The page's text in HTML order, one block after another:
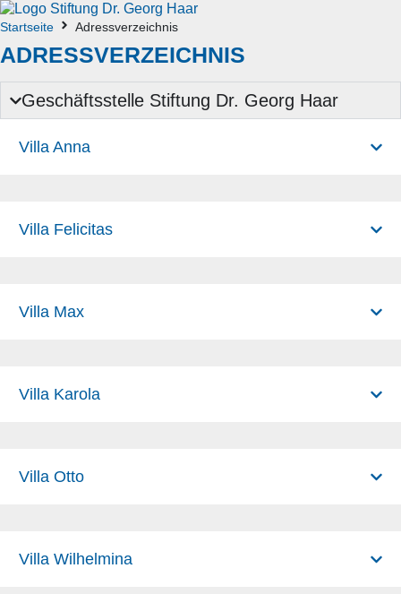
Startseite Adressverzeichnis
ADRESSVERZEICHNIS
Geschäftsstelle Stiftung Dr. Georg Haar
Villa Anna
Villa Felicitas
Villa Max
Villa Karola
Villa Otto
Villa Wilhelmina